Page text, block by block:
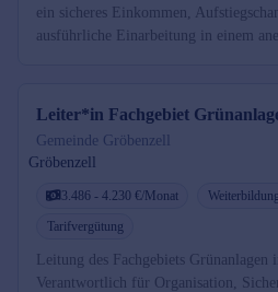
ein sicheres Einkommen,
ausführliche Einarbeitung in einem
Leiter*in Fachgebiet
Gemeinde Gröbenzell
Gröbenzell
3.486 - 4.230 €/Monat
Tarifvergütung
Leitung des Fachgebiets Grünanlagen
Verantwortlich für Organisation,